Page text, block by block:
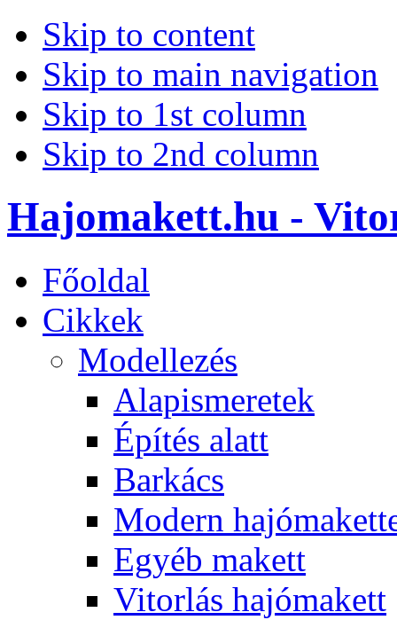
Skip to content
Skip to main navigation
Skip to 1st column
Skip to 2nd column
Hajomakett.hu -
Főoldal
Cikkek
Modellezés
Alapismeretek
Építés alatt
Barkács
Modern
Egyéb makett
Vitorlás hajómakett